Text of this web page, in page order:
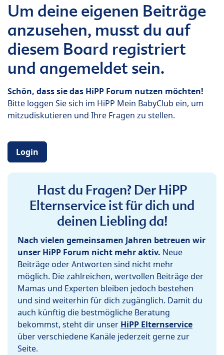
Um deine eigenen Beiträge
anzusehen, musst du auf
diesem Board registriert
und angemeldet sein.
Schön, dass sie das HiPP Forum nutzen möchten!
Bitte loggen Sie sich im HiPP Mein BabyClub ein, um
mitzudiskutieren und Ihre Fragen zu stellen.
Login
Hast du Fragen? Der HiPP
Elternservice ist für dich und
deinen Liebling da!
Nach vielen gemeinsamen Jahren betreuen wir
unser HiPP Forum nicht mehr aktiv. Neue
Beiträge oder Antworten sind nicht mehr
möglich. Die zahlreichen, wertvollen Beiträge der
Mamas und Experten bleiben jedoch bestehen
und sind weiterhin für dich zugänglich. Damit du
auch künftig die bestmögliche Beratung
bekommst, steht dir unser HiPP Elternservice
über verschiedene Kanäle jederzeit gerne zur
Seite.